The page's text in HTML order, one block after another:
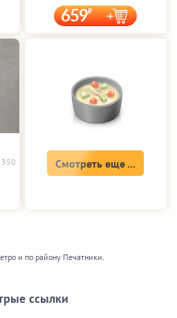
659
350
Смотреть еще ...
и по району Печатники.
ссылки